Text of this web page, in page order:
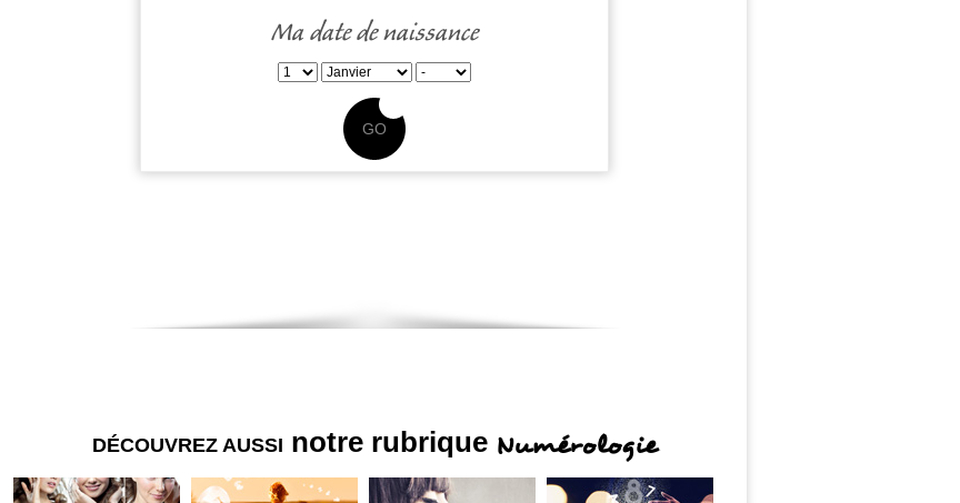
de votre signe astrologique chinois. Nos meilleurs astrologues vous ont concocté un horoscope chinois 2025
l'équipe Temporel vous souhaite une bonne découverte de votre horoscope chinois 2025 !
Ma date de naissance
GO
DÉCOUVREZ AUSSI notre rubrique Numérologie